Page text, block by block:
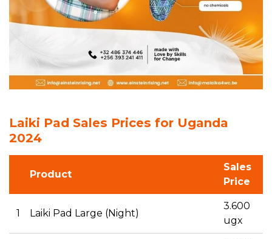
Laiki Pad Sales Prices for Uganda
2024
Product
Sales
Price
1 Laiki Pad Large (Night)
3.600
ugx